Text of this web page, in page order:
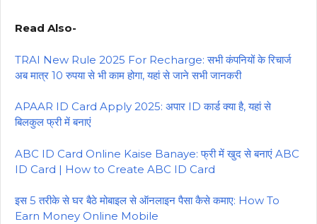
Read Also-
TRAI New Rule 2025 For Recharge: सभी कंपनियों के रिचार्ज
अब मात्र 10 रुपया से भी काम होगा, यहां से जाने सभी जानकरी
APAAR ID Card Apply 2025: अपार ID कार्ड क्या है, यहां से
बिलकुल फ्री में बनाएं
ABC ID Card Online Kaise Banaye: फ्री में खुद से बनाएं ABC
ID Card | How to Create ABC ID Card
इस 5 तरीके से घर बैठे मोबाइल से ऑनलाइन पैसा कैसे कमाए: How To
Earn Money Online Mobile